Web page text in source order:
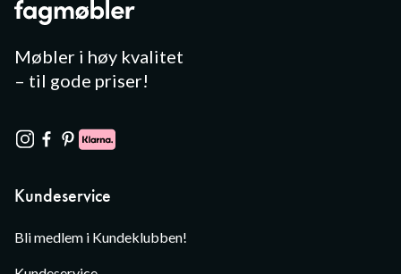
Møbler i høy kvalitet
– til gode priser!
Kundeservice
Bli medlem i Kundeklubben!